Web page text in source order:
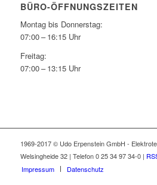
BÜRO-ÖFFNUNGSZEITEN
Montag bis Donnerstag:
07:00 – 16:15 Uhr
Freitag:
07:00 – 13:15 Uhr
1969-2017 © Udo Erpenstein GmbH -
Welsingheide 32 | Telefon 0 25 34 97 34-0 |
Impressum
Datenschutz